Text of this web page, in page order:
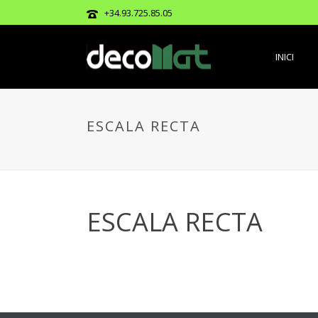
+34.93.725.85.05
INICI
ESCALA RECTA
ESCALA RECTA